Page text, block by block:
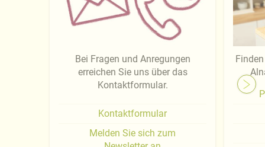
Bei Fragen und Anregungen
erreichen Sie uns über das
Kontaktformular.
Kontaktformular
Melden Sie sich zum